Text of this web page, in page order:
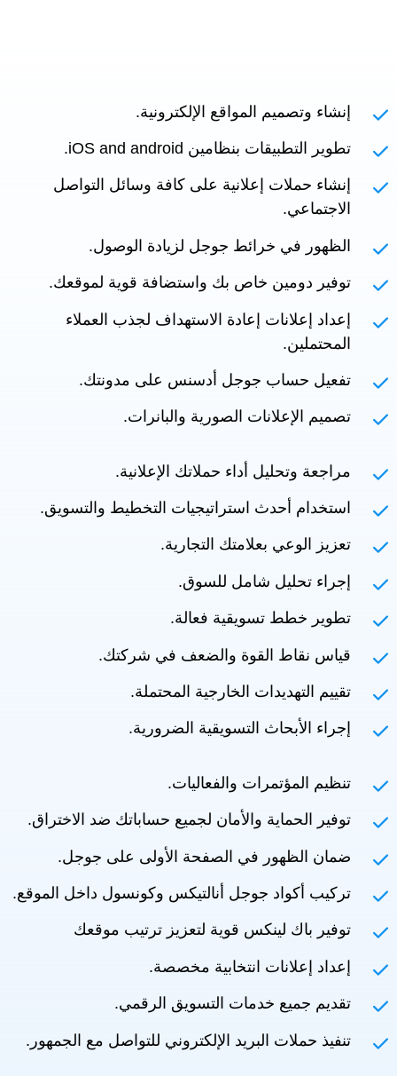
إنشاء وتصميم المواقع الإلكترونية.
تطوير التطبيقات بنظامين iOS and android.
إنشاء حملات إعلانية على كافة وسائل التواصل
الاجتماعي.
الظهور في خرائط جوجل لزيادة الوصول.
توفير دومين خاص بك واستضافة قوية لموقعك.
إعداد إعلانات إعادة الاستهداف لجذب العملاء
المحتملين.
تفعيل حساب جوجل أدسنس على مدونتك.
تصميم الإعلانات الصورية والبانرات.
مراجعة وتحليل أداء حملاتك الإعلانية.
استخدام أحدث استراتيجيات التخطيط والتسويق.
تعزيز الوعي بعلامتك التجارية.
إجراء تحليل شامل للسوق.
تطوير خطط تسويقية فعالة.
قياس نقاط القوة والضعف في شركتك.
تقييم التهديدات الخارجية المحتملة.
إجراء الأبحاث التسويقية الضرورية.
تنظيم المؤتمرات والفعاليات.
توفير الحماية والأمان لجميع حساباتك ضد الاختراق.
ضمان الظهور في الصفحة الأولى على جوجل.
تركيب أكواد جوجل أنالتيكس وكونسول داخل الموقع.
توفير باك لينكس قوية لتعزيز ترتيب موقعك
إعداد إعلانات انتخابية مخصصة.
تقديم جميع خدمات التسويق الرقمي.
تنفيذ حملات البريد الإلكتروني للتواصل مع الجمهور.